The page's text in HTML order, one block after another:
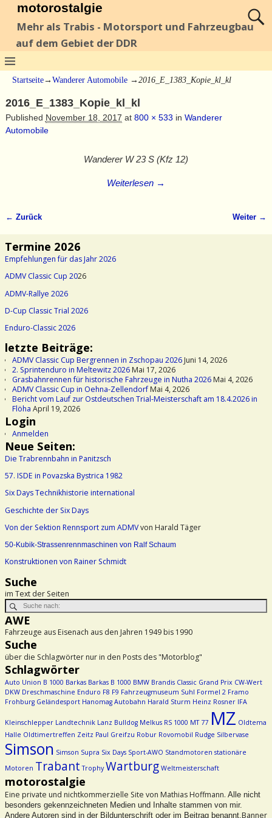
motorostalgie
Mehr als Trabis - Motorsport und Fahrzeugbau
auf dem Gebiet der DDR
Startseite→ Wanderer Automobile → 2016_E_1383_Kopie_kl_kl
2016_E_1383_Kopie_kl_kl
Published November 18, 2017 at 800 × 533 in Wanderer
Automobile
Wanderer W 23 S (Kfz 12)
Weiterlesen →
← Zurück Weiter →
Termine 2026
Empfehlungen für das Jahr 2026
ADMV Classic Cup 2026
ADMV-Rallye 2026
D-Cup Classic Trial 2026
Enduro-Classic 2026
letzte Beiträge:
ADMV Classic Cup Bergrennen in Zschopau 2026Juni 14, 2026
2. Sprintenduro in Meltewitz 2026Mai 17, 2026
Grasbahnrennen für historische Fahrzeuge in Nutha 2026Mai 4, 2026
ADMV Classic Cup in Oehna-ZellendorfMai 4, 2026
Bericht vom Lauf zur Ostdeutschen Trial-Meisterschaft am 18.4.2026 in
Flöha April 19, 2026
Login
Anmelden
Neue Seiten:
Die Trabrennbahn in Panitzsch
57. ISDE in Povazska Bystrica 1982
Six Days Technikhistorie international
Geschichte der Six Days
Von der Sektion Rennsport zum ADMVvon Harald Täger
50-Kubik-Strassenrennmaschinen von Ralf Schaum
Konstruktionen von Rainer Schmidt
Suche
im Text der Seiten
AWE
Fahrzeuge aus Eisenach aus den Jahren 1949 bis 1990
Suche
über die Schlagwörter nur in den Posts des "Motorblog"
Schlagwörter
Auto Union B 1000 Barkas Barkas B 1000 BMW Brandis Classic Grand Prix CW-Wert
DKW Dreschmaschine Enduro F8 F9 Fahrzeugmuseum Suhl Formel 2 Framo
Frohburg Geländesport Hanomag Autobahn Harald Sturm Heinz Rosner IFA
Kleinschlepper Landtechnik Lanz Bulldog Melkus RS 1000 MT 77 MZ Oldtema
Halle Oldtimertreffen Zeitz Paul Greifzu Robur Rovomobil Rudge Silbervase
Simson Simson Supra Six Days Sport-AWO Standmotoren stationäre
Motoren Trabant Trophy Wartburg Weltmeisterschaft
motorostalgie
Eine private und nichtkommerzielle Site von Mathias Hoffmann. Alle nicht
besonders gekennzeichneten Medien und Inhalte stammen von mir.
Andere Autoren sind in der Bildunterschrift oder im Beitrag benannt. Banner